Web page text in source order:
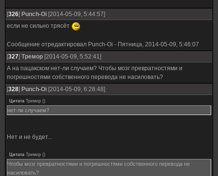
[326] Punch-Oi [2014-05-09, 5:44:57]
если не сильно трясёт
Сообщение отредактировал Punch-Oi - Пятница, 2014-05-09, 5:46:07
[327] Тремор [2014-05-09, 5:52:41]
А на пацакском нет-ли случаем? Чтобы мозг превратностями и
погрешностями собственного перевода не насиловать?
[328] Punch-Oi [2014-05-09, 6:28:48]
Цитата Тремор ()
нет-ли случаем?
Нет и не будет...
Цитата Тремор ()
Чтобы мозг превратностями и погрешностями собственного перевода не
насиловать?